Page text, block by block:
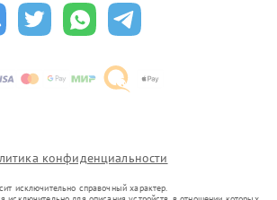
конфиденциальности
исключительно справочный характер.